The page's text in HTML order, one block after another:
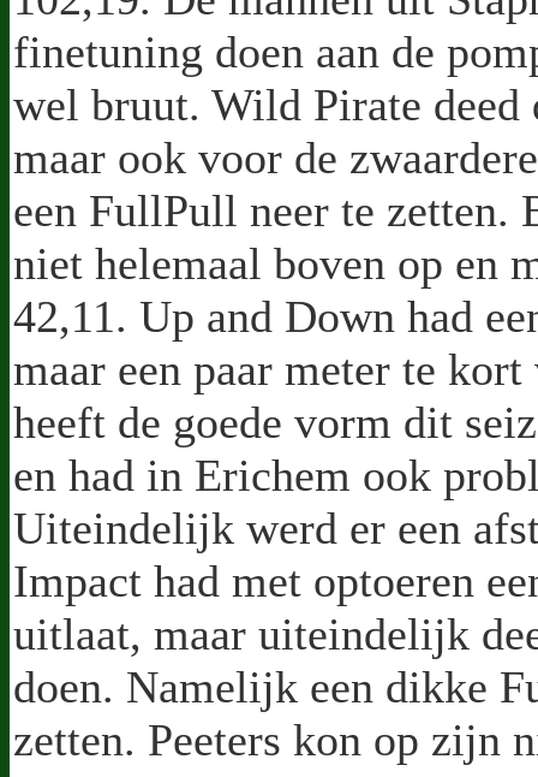
finetuning doen aan de
wel bruut. Wild Pirate deed
maar ook voor de
een FullPull neer te zetten.
niet helemaal boven op en
42,11. Up and Down had
maar een paar meter te
heeft de goede vorm dit
en had in Erichem ook
Uiteindelijk werd er een
Impact had met optoeren
uitlaat, maar uiteindelijk
doen. Namelijk een dikke
zetten. Peeters kon op zijn